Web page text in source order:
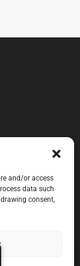
and/or access
data such
consent,